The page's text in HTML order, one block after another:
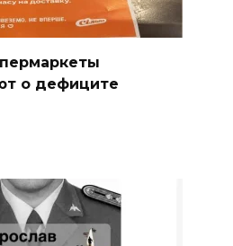
о дефиците